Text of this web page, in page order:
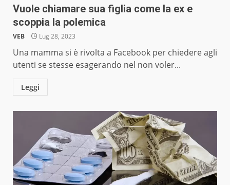
Vuole chiamare sua figlia come la ex e
scoppia la polemica
VEB Lug 28, 2023
Una mamma si è rivolta a Facebook per chiedere agli
utenti se stesse esagerando nel non voler...
Leggi